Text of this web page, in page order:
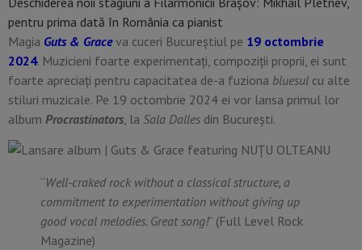
pentru prima dată în România ca pianist
Magia Guts & Graceva cuceri Bucureştiul pe 19 octombrie
2024. Muzicieni foarte experimentați, compoziţii proprii, ei sunt
foarte apreciați pentru capacitatea de-a fuziona bluesul cu alte
stiluri muzicale. Pe 19 octombrie 2024 ei vor lansa primul lor
album Procrastinators , la Sala Dalles din Bucureşti.
“Well-craked rock without a classical structure, a
commitment to experimentation without giving up
good vocal melodies. Great song!” (Full Level Rock
Magazine)